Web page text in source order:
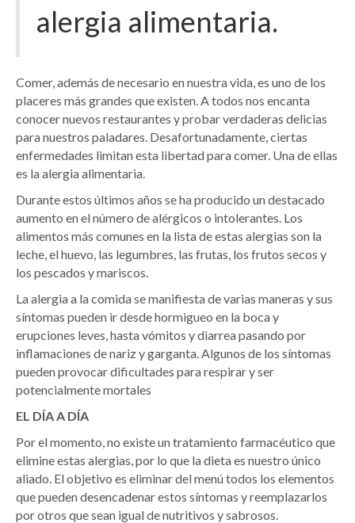
alergia alimentaria.
Comer, además de necesario en nuestra vida, es uno de los
placeres más grandes que existen. A todos nos encanta
conocer nuevos restaurantes y probar verdaderas delicias
para nuestros paladares. Desafortunadamente, ciertas
enfermedades limitan esta libertad para comer. Una de ellas
es la alergia alimentaria.
Durante estos últimos años se ha producido un destacado
aumento en el número de alérgicos o intolerantes. Los
alimentos más comunes en la lista de estas alergias son la
leche, el huevo, las legumbres, las frutas, los frutos secos y
los pescados y mariscos.
La alergia a la comida se manifiesta de varias maneras y sus
síntomas pueden ir desde hormigueo en la boca y
erupciones leves, hasta vómitos y diarrea pasando por
inflamaciones de nariz y garganta. Algunos de los síntomas
pueden provocar dificultades para respirar y ser
potencialmente mortales
EL DÍA A DÍA
Por el momento, no existe un tratamiento farmacéutico que
elimine estas alergias, por lo que la dieta es nuestro único
aliado. El objetivo es eliminar del menú todos los elementos
que pueden desencadenar estos síntomas y reemplazarlos
por otros que sean igual de nutritivos y sabrosos.